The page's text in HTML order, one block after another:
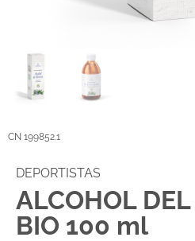
CN 199852.1
DEPORTISTAS
ALCOHOL
BIO 100 ml